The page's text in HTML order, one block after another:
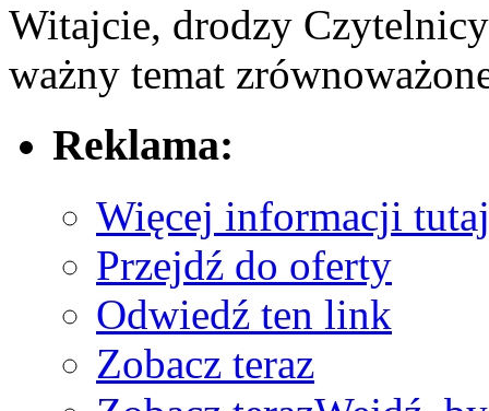
Witajcie, drodzy
ważny temat⁤
Reklama:
Więcej informacji tutaj
Przejdź do oferty
Odwiedź ten link
Zobacz teraz